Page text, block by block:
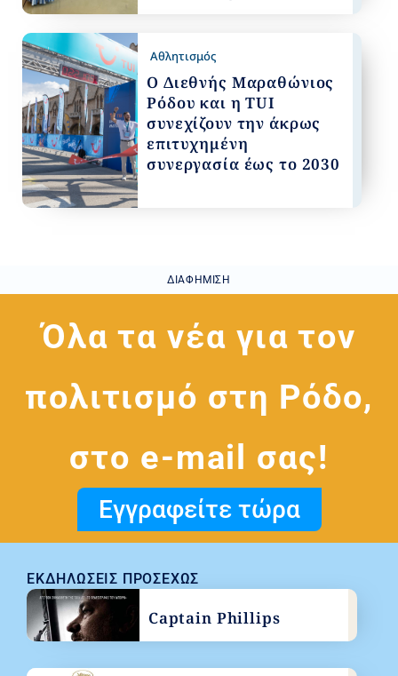
Αθλητισμός
Ο Διεθνής Μαραθώνιος
Ρόδου και η TUI
συνεχίζουν την άκρως
επιτυχημένη
συνεργασία έως το 2030
ΔΙΑΦΉΜΙΣΗ
Όλα τα νέα για τον
πολιτισμό στη Ρόδο,
στο e-mail σας!
Εγγραφείτε τώρα
ΕΚΔΗΛΏΣΕΙΣ ΠΡΟΣΕΧΏΣ
Captain Phillips